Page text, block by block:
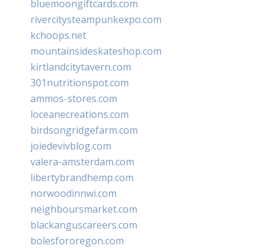
bluemoongiftcards.com
rivercitysteampunkexpo.com
kchoops.net
mountainsideskateshop.com
kirtlandcitytavern.com
301nutritionspot.com
ammos-stores.com
loceanecreations.com
birdsongridgefarm.com
joiedevivblog.com
valera-amsterdam.com
libertybrandhemp.com
norwoodinnwi.com
neighboursmarket.com
blackanguscareers.com
bolesfororegon.com